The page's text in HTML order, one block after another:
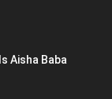
Aisha Baba